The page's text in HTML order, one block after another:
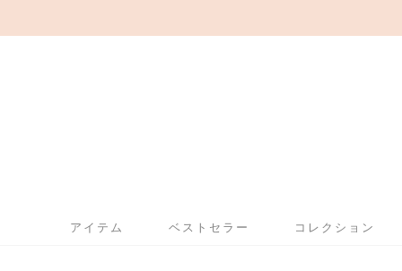
アイテム ベストセラー コレクション